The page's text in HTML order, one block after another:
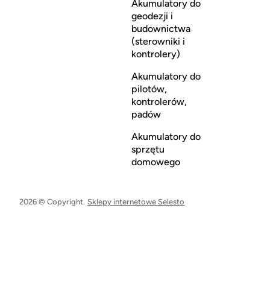
Akumulatory do
geodezji i
budownictwa
(sterowniki i
kontrolery)
Akumulatory do
pilotów,
kontrolerów,
padów
Akumulatory do
sprzętu
domowego
2026 © Copyright. Sklepy internetowe Selesto